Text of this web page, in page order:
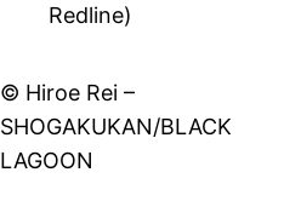
Redline)
© Hiroe Rei –
SHOGAKUKAN/BLACK
LAGOON